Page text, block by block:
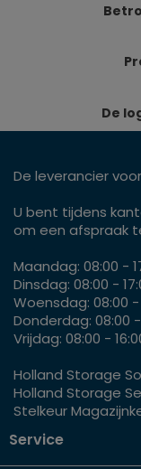
De
De leverancier
U bent tijdens
om een afspraak
Maandag: 08:00 -
Dinsdag: 08:00 -
Woensdag: 08:00 -
Donderdag: 08:00 -
Vrijdag: 08:00 -
Holland Storage
Holland Storage
Stelkeur
Service